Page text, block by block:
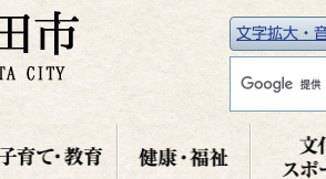
文字拡大・